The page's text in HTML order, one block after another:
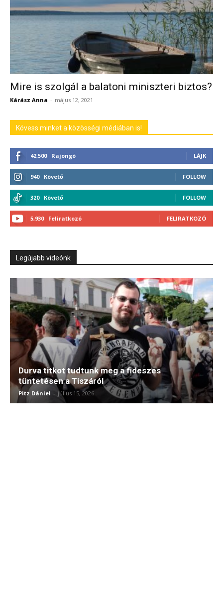
Mire is szolgál a balatoni miniszteri biztos?
Kárász Anna - május 12, 2021
Kövess minket a közösségi médiában is!
42,500 Rajongó LÁJK
940 Követő FOLLOW
320 Követő FOLLOW
5,930 Feliratkozó FELIRATKOZÓ
Legújabb videónk
Durva titkot tudtunk meg a fideszes
tüntetésen a Tiszáról
Pitz Dániel - július 15, 2026